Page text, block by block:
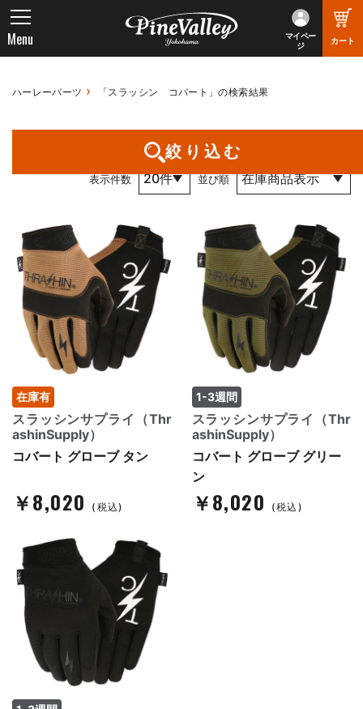
マイペー
ジ
カート
Menu
ハーレーパーツ 「スラッシン コバート」の検索結果
絞り込む
1件～3件 （全3件） 1 / 1 ページ
表示件数 並び順
在庫有
スラッシンサプライ（Thr
ashinSupply）
コバート グローブ タン
￥8,020 (税込)
1-3週間
スラッシンサプライ（Thr
ashinSupply）
コバート グローブ グリー
ン
￥8,020 (税込)